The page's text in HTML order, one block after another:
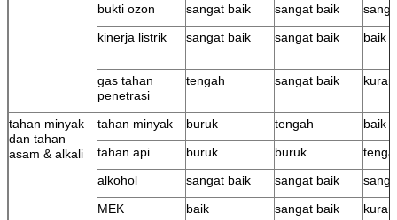
bukti ozon
sangat baik sangat baik
kinerja listrik
sangat baik sangat baik baik
gas tahan
penetrasi
tengah sangat baik
tahan minyak
dan tahan
asam & alkali
tahan minyak buruk tengah
baik
tahan api
buruk buruk
alkohol
sangat baik sangat baik
MEK
baik sangat baik